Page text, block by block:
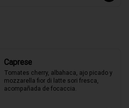
Caprese
Tomates cherry, albahaca, ajo picado y
mozzarella fior di latte sori fresca,
acompañada de focaccia.